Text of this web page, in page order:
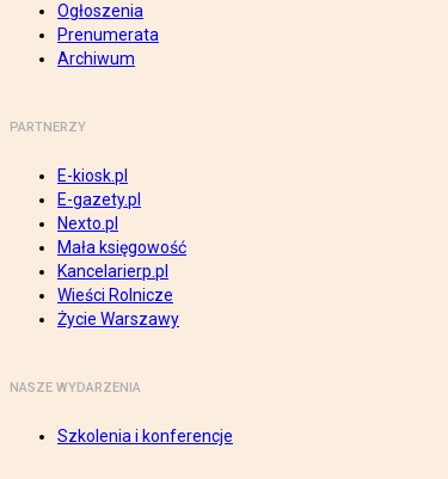
Ogłoszenia
Prenumerata
Archiwum
PARTNERZY
E-kiosk.pl
E-gazety.pl
Nexto.pl
Mała księgowość
Kancelarierp.pl
Wieści Rolnicze
Życie Warszawy
NASZE WYDARZENIA
Szkolenia i konferencje